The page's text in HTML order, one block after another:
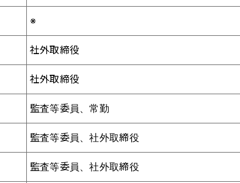
※
社外取締役
社外取締役
監査等委員、常勤
監査等委員、社外取締役
監査等委員、社外取締役